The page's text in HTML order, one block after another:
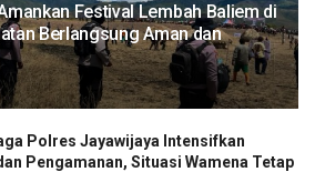
Festival Lembah Baliem di
Berlangsung Aman dan
Polres Jayawijaya Intensifkan
Pengamanan, Situasi Wamena Tetap